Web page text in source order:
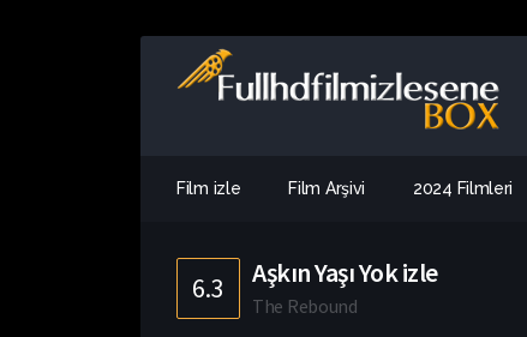
Film izle Film Arşivi 2024 Filmleri
6.3 Aşkın Yaşı Yok izle
The Rebound